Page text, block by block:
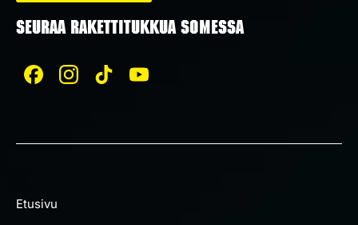
SEURAA RAKETTITUKKUA SOMESSA
Etusivu